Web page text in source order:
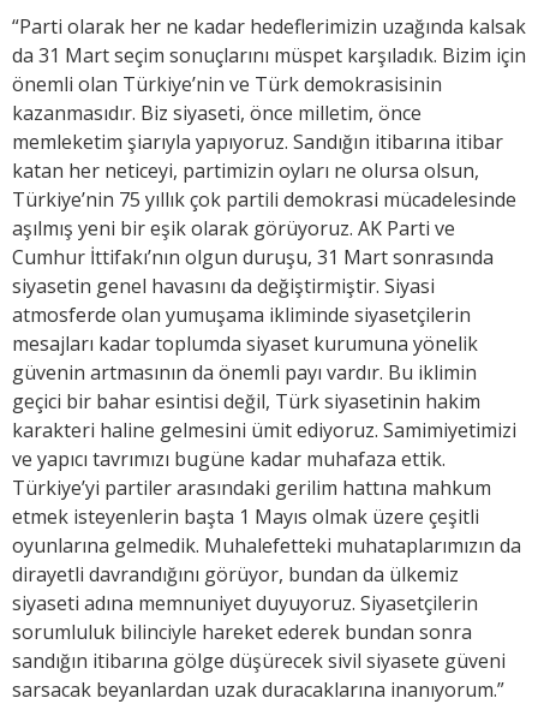
“Parti olarak her ne kadar hedeflerimizin uzağında kalsak
da 31 Mart seçim sonuçlarını müspet karşıladık. Bizim için
önemli olan Türkiye’nin ve Türk demokrasisinin
kazanmasıdır. Biz siyaseti, önce milletim, önce
memleketim şiarıyla yapıyoruz. Sandığın itibarına itibar
katan her neticeyi, partimizin oyları ne olursa olsun,
Türkiye’nin 75 yıllık çok partili demokrasi mücadelesinde
aşılmış yeni bir eşik olarak görüyoruz. AK Parti ve
Cumhur İttifakı’nın olgun duruşu, 31 Mart sonrasında
siyasetin genel havasını da değiştirmiştir. Siyasi
atmosferde olan yumuşama ikliminde siyasetçilerin
mesajları kadar toplumda siyaset kurumuna yönelik
güvenin artmasının da önemli payı vardır. Bu iklimin
geçici bir bahar esintisi değil, Türk siyasetinin hakim
karakteri haline gelmesini ümit ediyoruz. Samimiyetimizi
ve yapıcı tavrımızı bugüne kadar muhafaza ettik.
Türkiye’yi partiler arasındaki gerilim hattına mahkum
etmek isteyenlerin başta 1 Mayıs olmak üzere çeşitli
oyunlarına gelmedik. Muhalefetteki muhataplarımızın da
dirayetli davrandığını görüyor, bundan da ülkemiz
siyaseti adına memnuniyet duyuyoruz. Siyasetçilerin
sorumluluk bilinciyle hareket ederek bundan sonra
sandığın itibarına gölge düşürecek sivil siyasete güveni
sarsacak beyanlardan uzak duracaklarına inanıyorum.”